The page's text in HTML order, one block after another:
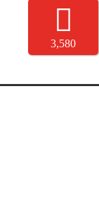
3,580